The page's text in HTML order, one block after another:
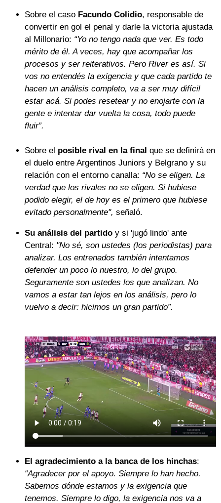
Sobre el caso Facundo Colidio, responsable de
convertir en gol el penal y darle la victoria ajustada
al Millonario: “Yo no tengo nada que ver. Es todo
mérito de él. A veces, hay que acompañar los
procesos y ser reiterativos. Pero River es así. Si
vos no entendés la exigencia y que cada partido te
hacen un análisis completo, va a ser muy difícil
estar acá. Si podes resetear y no enojarte con la
gente e intentar dar vuelta la cosa, todo puede
fluir”.
Sobre el posible rival en la final que se definirá en
el duelo entre Argentinos Juniors y Belgrano y su
relación con el entorno canalla: “No se eligen. La
verdad que los rivales no se eligen. Si hubiese
podido elegir, el de hoy es el primero que hubiese
evitado personalmente", señaló.
Su análisis del partido y si 'jugó lindo' ante
Central: "No sé, son ustedes (los periodistas) para
analizar. Los entrenados también intentamos
defender un poco lo nuestro, lo del grupo.
Seguramente son ustedes los que analizan. No
vamos a estar tan lejos en los análisis, pero lo
vuelvo a decir: hicimos un gran partido”.
El agradecimiento a la banca de los hinchas:
“Agradecer por el apoyo. Siempre lo han hecho.
Sabemos dónde estamos y la exigencia que
tenemos. Siempre lo digo, la exigencia nos va a